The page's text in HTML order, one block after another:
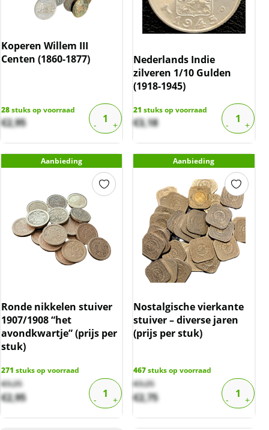
Koperen Willem III
Centen (1860-1877)
28stuks op voorraad
€2,95
Nederlands Indie
zilveren 1/10 Gulden
(1918-1945)
21 stuks op voorraad
€3,18
Aanbieding
Ronde nikkelen stuiver
1907/1908 “het
avondkwartje” (prijs per
stuk)
271 stuks op voorraad
€3,25
Original
price
€2,95
Current
price
Aanbieding
Nostalgische vierkante
stuiver – diverse jaren
(prijs per stuk)
467stuks op voorraad
€3,25
Original
price
€2,75
Current
price